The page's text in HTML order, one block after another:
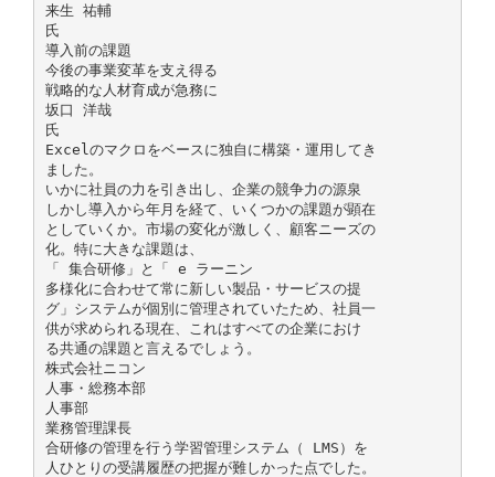
来生 祐輔
氏
導入前の課題
今後の事業変革を支え得る
戦略的な人材育成が急務に
坂口 洋哉
氏
Excelのマクロをベースに独自に構築・運用してき
ました。
いかに社員の力を引き出し、企業の競争力の源泉
しかし導入から年月を経て、いくつかの課題が顕在
としていくか。市場の変化が激しく、顧客ニーズの
化。特に大きな課題は、
「 集合研修」と「 e ラーニン
多様化に合わせて常に新しい製品・サービスの提
グ」システムが個別に管理されていたため、社員一
供が求められる現在、これはすべての企業におけ
る共通の課題と言えるでしょう。
株式会社ニコン
人事・総務本部
人事部
業務管理課長
合研修の管理を行う学習管理システム（ LMS）を
人ひとりの受講履歴の把握が難しかった点でした。